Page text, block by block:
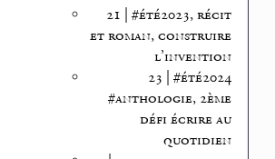
21 | #été2023, récit
et roman, construire
l’invention
23 | #été2024
#anthologie, 2ème
défi écrire au
quotidien